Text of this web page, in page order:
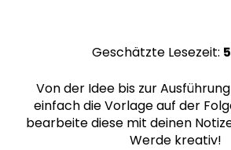
Geschätzte Lesezeit:
Von der Idee bis zur
einfach die Vorlage auf der
bearbeite diese mit deinen
Werde kreativ!